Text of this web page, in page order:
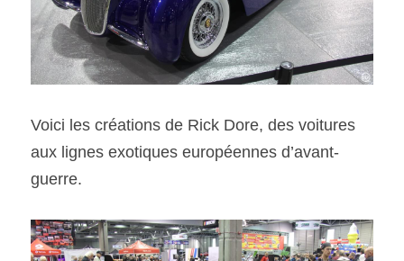
Voici les créations de Rick Dore, des voitures
aux lignes exotiques européennes d’avant-
guerre.